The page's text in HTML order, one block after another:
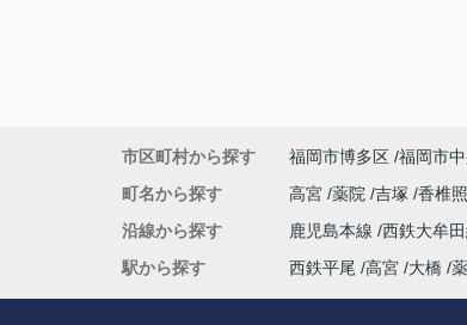
市区町村から探す 福岡市博多区 福岡市
町名から探す
高宮 薬院 吉塚 香椎
沿線から探す
鹿児島本線 西鉄大牟
駅から探す
西鉄平尾 高宮 大橋